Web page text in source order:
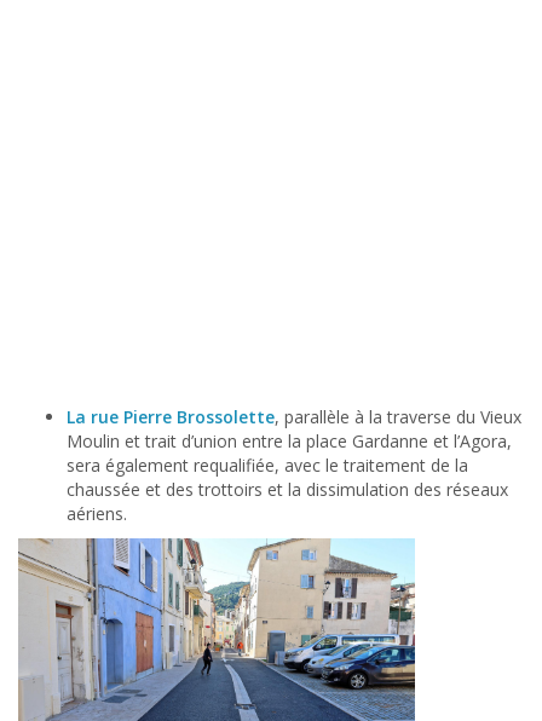
La rue Pierre Brossolette, parallèle à la traverse du Vieux
Moulin et trait d’union entre la place Gardanne et l’Agora,
sera également requalifiée, avec le traitement de la
chaussée et des trottoirs et la dissimulation des réseaux
aériens.